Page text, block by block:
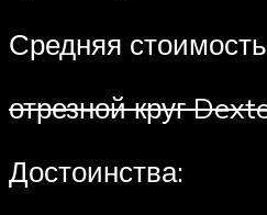
Средняя
отрезной круг
Достоинства: